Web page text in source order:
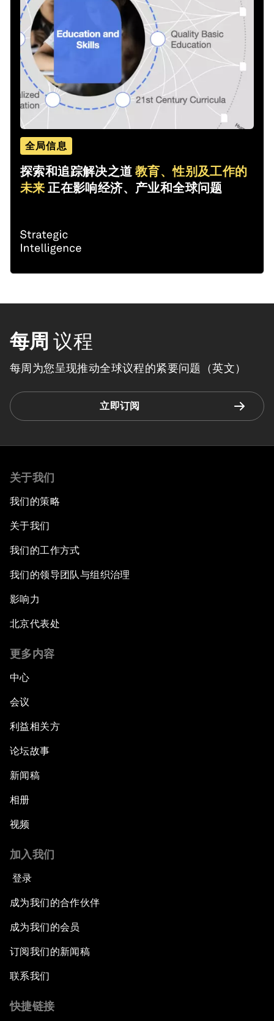
全局信息
探索和追踪解决之道教育、性别及工作的
未来 正在影响经济、产业和全球问题
每周 议程
每周为您呈现推动全球议程的紧要问题（英文）
立即订阅
关于我们
我们的策略
关于我们
我们的工作方式
我们的领导团队与组织治理
影响力
北京代表处
更多内容
中心
会议
利益相关方
论坛故事
新闻稿
相册
视频
加入我们
登录
成为我们的合作伙伴
成为我们的会员
订阅我们的新闻稿
联系我们
快捷链接